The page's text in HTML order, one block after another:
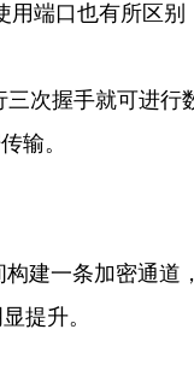
端口也有所区别
次握手就可进行
输。
建一条加密通道
提升。